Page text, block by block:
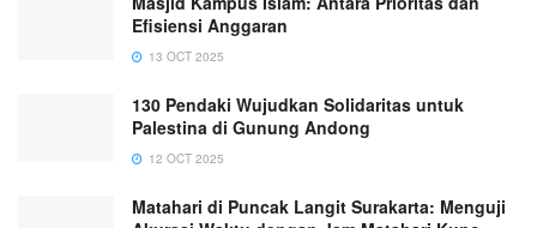
Efisiensi Anggaran
13 OCT 2025
130 Pendaki Wujudkan Solidaritas untuk
Palestina di Gunung Andong
12 OCT 2025
Matahari di Puncak Langit Surakarta: Menguji